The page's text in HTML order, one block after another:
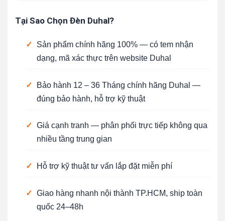
Tại Sao Chọn Đèn Duhal?
✓
Sản phẩm chính hãng 100% — có tem nhận
dạng, mã xác thực trên website Duhal
✓
Bảo hành 12 – 36 Tháng chính hãng Duhal —
đúng bảo hành, hỗ trợ kỹ thuật
✓ Giá cạnh tranh — phân phối trực tiếp không qua
nhiều tầng trung gian
✓ Hỗ trợ kỹ thuật tư vấn lắp đặt miễn phí
✓ Giao hàng nhanh nội thành TP.HCM, ship toàn
quốc 24–48h